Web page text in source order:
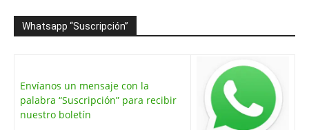
Whatsapp “Suscripción”
Envíanos un mensaje con la
palabra “Suscripción” para recibir
nuestro boletín